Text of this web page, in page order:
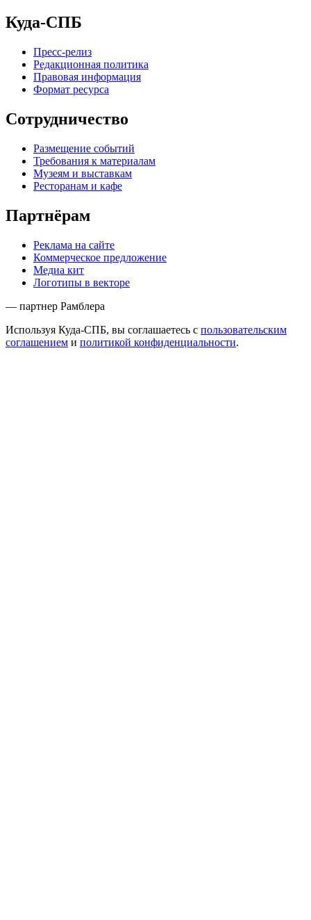
Куда-СПБ
Пресс-релиз
Редакционная политика
Правовая информация
Формат ресурса
Сотрудничество
Размещение событий
Требования к материалам
Музеям и выставкам
Ресторанам и кафе
Партнёрам
Реклама на сайте
Коммерческое предложение
Медиа кит
Логотипы в векторе
— партнер Рамблера
Используя Куда-СПБ, вы соглашаетесь с пользовательским
соглашением и политикой конфиденциальности.